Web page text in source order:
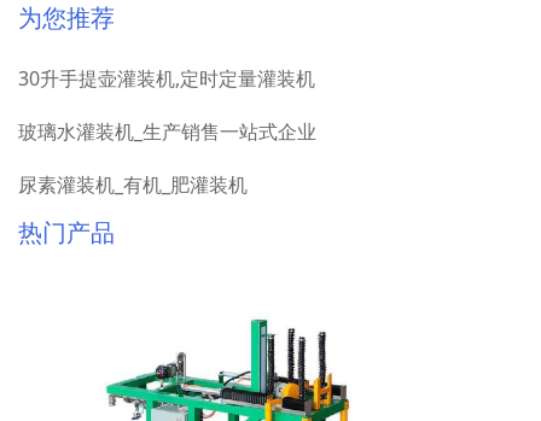
为您推荐
30升手提壶灌装机,定时定量灌装机
玻璃水灌装机_生产销售一站式企业
尿素灌装机_有机_肥灌装机
热门产品